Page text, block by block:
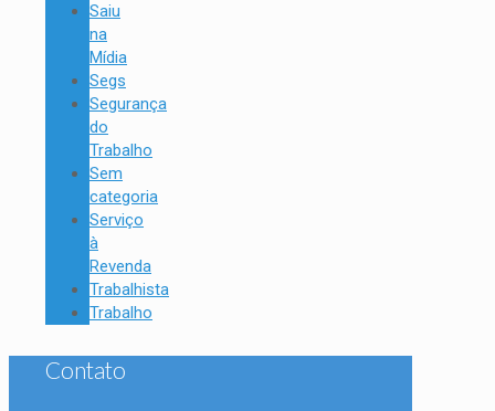
Saiu
na
Mídia
Segs
Segurança
do
Trabalho
Sem
categoria
Serviço
à
Revenda
Trabalhista
Trabalho
Contato